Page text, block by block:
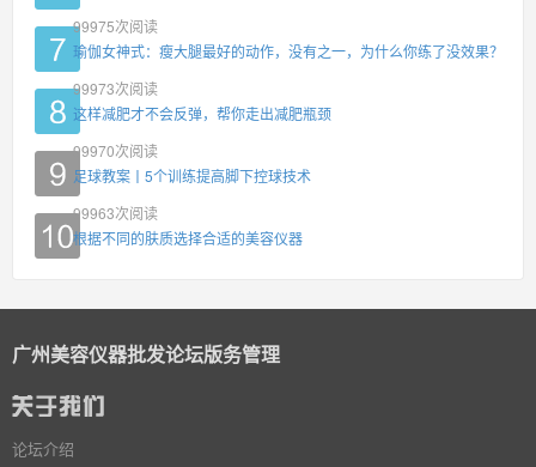
99975次阅读
瑜伽女神式：瘦大腿最好的动作，没有之一，为什么你练了没效果？
99973次阅读
这样减肥才不会反弹，帮你走出减肥瓶颈
99970次阅读
足球教案丨5个训练提高脚下控球技术
99963次阅读
根据不同的肤质选择合适的美容仪器
广州美容仪器批发论坛版务管理
论坛介绍